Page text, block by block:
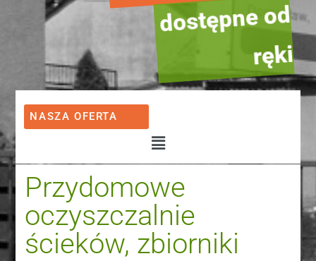
dostępne od
ręki
NASZA OFERTA
Przydomowe
oczyszczalnie
ścieków, zbiorniki